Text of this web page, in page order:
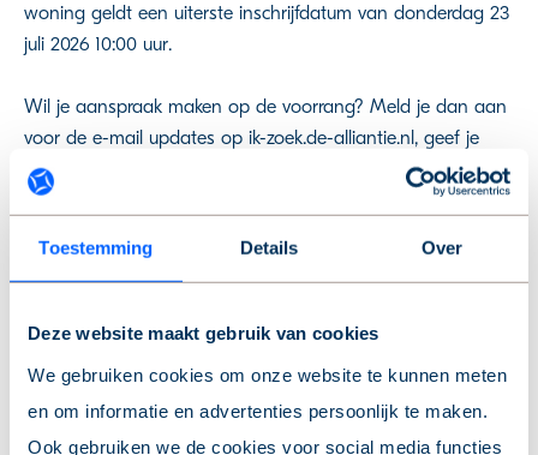
Toestemming Details Over
Deze website maakt gebruik van cookies
We gebruiken cookies om onze website te kunnen meten
en om informatie en advertenties persoonlijk te maken.
Ook gebruiken we de cookies voor social media functies
woning geldt een uiterste inschrijfdatum van donderdag 23
juli 2026 10:00 uur.
Wil je aanspraak maken op de voorrang? Meld je dan aan
voor de e-mail updates op ik-zoek.de-alliantie.nl, geef je
huidige woonsituatie op bij de bezichtigingsaanvraag en
meld het bij het uitbrengen van je bod bij de makelaar. De
Let op; voorrang betekent dat we met u als eerste in
getaxeerde marktwaarde, en deze kan hoger zijn dan de
Benieuwd naar de complete voorrangsregeling? Kijk op de-
alliantie.nl/ik-zoek/voorrang-huurders/ - en zie direct wat